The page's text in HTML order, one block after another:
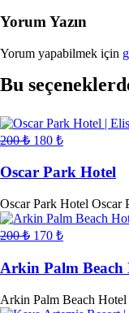
Yorum Yazın
Yorum yapabilmek için
Bu
200₺ 180 ₺
Oscar Park Hotel
Oscar Park Hotel Oscar
200₺ 170 ₺
Arkin Palm Beach
Arkin Palm Beach Hotel